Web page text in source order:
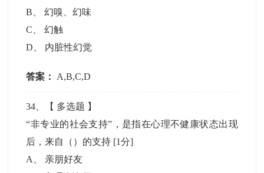
B 、幻嗅、幻味
C 、幻触
D
内脏性幻觉
答案： A,B,C,D
34 、【 多选题 】
“非专业的社会支持”，是指在心理不健康状态出现
后，来自（）的支持 [1分]
A
亲朋好友